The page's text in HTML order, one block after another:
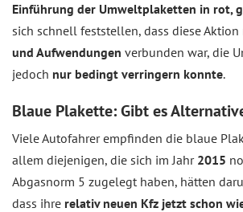
Einführung der Umweltplaketten in rot,
sich schnell feststellen, dass diese
und Aufwendungen verbunden war, die
jedoch nur bedingt verringern konnte.
Blaue Plakette: Gibt es
Viele Autofahrer empfinden die blaue
allem diejenigen, die sich im Jahr 2015
Abgasnorm 5 zugelegt haben, hätten
dass ihre relativ neuen Kfz jetzt schon